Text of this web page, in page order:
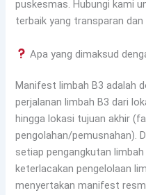
puskesmas. Hubungi kami
terbaik yang transparan
Apa yang dimaksud
Manifest limbah B3 adalah
perjalanan limbah B3 dari
hingga lokasi tujuan akhir
pengolahan/pemusnahan).
setiap pengangkutan
keterlacakan pengelolaan
menyertakan manifest